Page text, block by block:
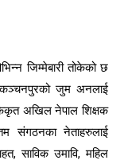
जिम्मेबारी तोकेको छ
जुम अनलाई
अखिल नेपाल शिक्षक
संगठनका नेताहरुलाई
साविक उमावि, महिल